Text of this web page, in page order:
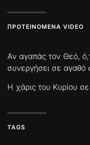
ΠΡΟΤΕΙΝΌΜΕΝΑ VIDEO
Αν αγαπάς τον Θεό,
συνεργήσει σε αγαθό
Η χάρις του Κυρίου
TAGS